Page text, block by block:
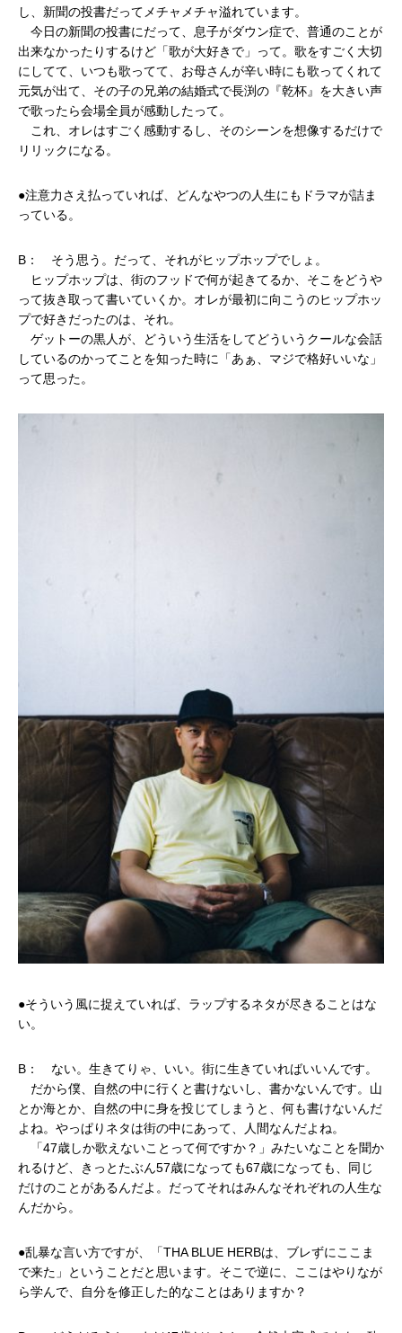
し、新聞の投書だってメチャメチャ溢れています。
今日の新聞の投書にだって、息子がダウン症で、普通のことが
出来なかったりするけど「歌が大好きで」って。歌をすごく大切
にしてて、いつも歌ってて、お母さんが辛い時にも歌ってくれて
元気が出て、その子の兄弟の結婚式で長渕の『乾杯』を大きい声
で歌ったら会場全員が感動したって。
これ、オレはすごく感動するし、そのシーンを想像するだけで
リリックになる。
●注意力さえ払っていれば、どんなやつの人生にもドラマが詰ま
っている。
B： そう思う。だって、それがヒップホップでしょ。
ヒップホップは、街のフッドで何が起きてるか、そこをどうや
って抜き取って書いていくか。オレが最初に向こうのヒップホッ
プで好きだったのは、それ。
ゲットーの黒人が、どういう生活をしてどういうクールな会話
しているのかってことを知った時に「あぁ、マジで格好いいな」
って思った。
●そういう風に捉えていれば、ラップするネタが尽きることはな
い。
B： ない。生きてりゃ、いい。街に生きていればいいんです。
だから僕、自然の中に行くと書けないし、書かないんです。山
とか海とか、自然の中に身を投じてしまうと、何も書けないんだ
よね。やっぱりネタは街の中にあって、人間なんだよね。
「47歳しか歌えないことって何ですか？」みたいなことを聞か
れるけど、きっとたぶん57歳になっても67歳になっても、同じ
だけのことがあるんだよ。だってそれはみんなそれぞれの人生な
んだから。
●乱暴な言い方ですが、「THA BLUE HERBは、ブレずにここま
で来た」ということだと思います。そこで逆に、ここはやりなが
ら学んで、自分を修正した的なことはありますか？